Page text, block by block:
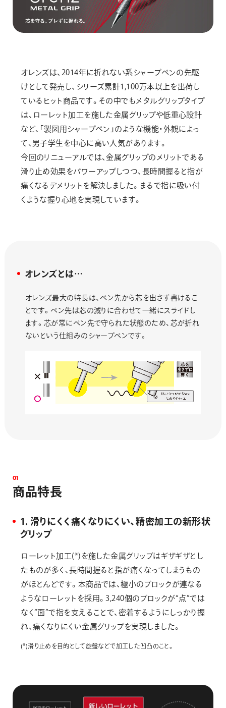
オレンズは、2014年に折れない系シャープペンの先駆
けとして発売し、シリーズ累計1,100万本以上を出荷し
ているヒット商品です。その中でもメタルグリップタイプ
は、ローレット加工を施した金属グリップや低重心設計
など、「製図用シャープペン」のような機能・外観によっ
て、男子学生を中心に高い人気があります。
今回のリニューアルでは、金属グリップのメリットである
滑り止め効果をパワーアップしつつ、長時間握ると指が
痛くなるデメリットを解決しました。まるで指に吸い付
くような握り心地を実現しています。
オレンズとは…
オレンズ最大の特長は、ペン先から芯を出さず書けるこ
とです。ペン先は芯の減りに合わせて一緒にスライドし
ます。芯が常にペン先で守られた状態のため、芯が折れ
ないという仕組みのシャープペンです。
01
商品特長
1．滑りにくく痛くなりにくい、精密加工の新形状
グリップ
ローレット加工(*)を施した金属グリップはギザギザとし
たものが多く、長時間握ると指が痛くなってしまうもの
がほとんどです。本商品では、極小のブロックが連なる
ようなローレットを採用。3,240個のブロックが“点”では
なく“面”で指を支えることで、密着するようにしっかり握
れ、痛くなりにくい金属グリップを実現しました。
(*)滑り止めを目的として旋盤などで加工した凹凸のこと。